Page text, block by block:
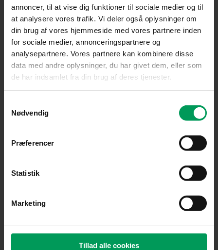
annoncer, til at vise dig funktioner til sociale medier og til
at analysere vores trafik. Vi deler også oplysninger om
din brug af vores hjemmeside med vores partnere inden
for sociale medier, annonceringspartnere og
analysepartnere. Vores partnere kan kombinere disse
data med andre oplysninger, du har givet dem, eller som
de har indsamlet fra din brug af deres tjenester.
Nødvendig
Præferencer
Statistik
Marketing
Tillad alle cookies
kr.3.550,00 kr.3.399,00